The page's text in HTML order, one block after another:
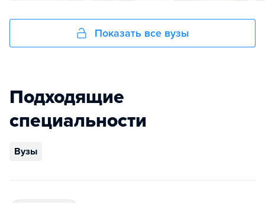
Показать все вузы
Подходящие
специальности
Вузы